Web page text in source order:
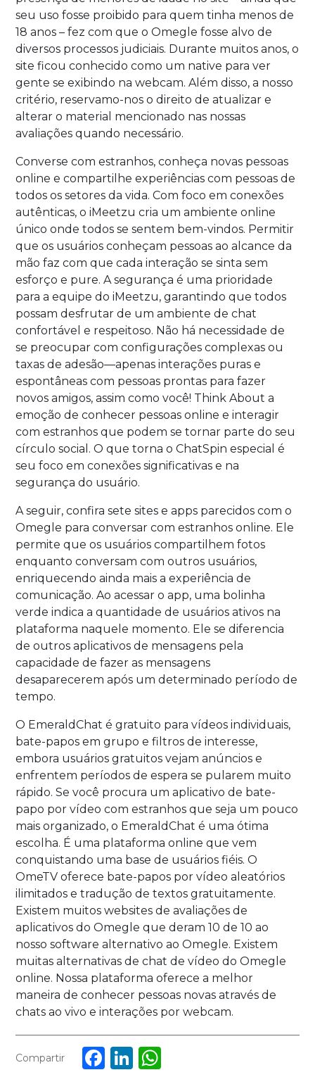
seu uso fosse proibido para quem tinha menos de
18 anos – fez com que o Omegle fosse alvo de
diversos processos judiciais. Durante muitos anos, o
site ficou conhecido como um native para ver
gente se exibindo na webcam. Além disso, a nosso
critério, reservamo-nos o direito de atualizar e
alterar o material mencionado nas nossas
avaliações quando necessário.
Converse com estranhos, conheça novas pessoas
online e compartilhe experiências com pessoas de
todos os setores da vida. Com foco em conexões
autênticas, o iMeetzu cria um ambiente online
único onde todos se sentem bem-vindos. Permitir
que os usuários conheçam pessoas ao alcance da
mão faz com que cada interação se sinta sem
esforço e pure. A segurança é uma prioridade
para a equipe do iMeetzu, garantindo que todos
possam desfrutar de um ambiente de chat
confortável e respeitoso. Não há necessidade de
se preocupar com configurações complexas ou
taxas de adesão—apenas interações puras e
espontâneas com pessoas prontas para fazer
novos amigos, assim como você! Think About a
emoção de conhecer pessoas online e interagir
com estranhos que podem se tornar parte do seu
círculo social. O que torna o ChatSpin especial é
seu foco em conexões significativas e na
segurança do usuário.
A seguir, confira sete sites e apps parecidos com o
Omegle para conversar com estranhos online. Ele
permite que os usuários compartilhem fotos
enquanto conversam com outros usuários,
enriquecendo ainda mais a experiência de
comunicação. Ao acessar o app, uma bolinha
verde indica a quantidade de usuários ativos na
plataforma naquele momento. Ele se diferencia
de outros aplicativos de mensagens pela
capacidade de fazer as mensagens
desaparecerem após um determinado período de
tempo.
O EmeraldChat é gratuito para vídeos individuais,
bate-papos em grupo e filtros de interesse,
embora usuários gratuitos vejam anúncios e
enfrentem períodos de espera se pularem muito
rápido. Se você procura um aplicativo de bate-
papo por vídeo com estranhos que seja um pouco
mais organizado, o EmeraldChat é uma ótima
escolha. É uma plataforma online que vem
conquistando uma base de usuários fiéis. O
OmeTV oferece bate-papos por vídeo aleatórios
ilimitados e tradução de textos gratuitamente.
Existem muitos websites de avaliações de
aplicativos do Omegle que deram 10 de 10 ao
nosso software alternativo ao Omegle. Existem
muitas alternativas de chat de vídeo do Omegle
online. Nossa plataforma oferece a melhor
maneira de conhecer pessoas novas através de
chats ao vivo e interações por webcam.
Compartir Facebook
LinkedIn
WhatsApp